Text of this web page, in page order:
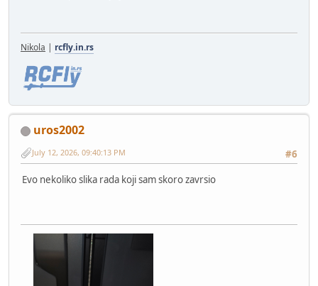
Nikola | rcfly.in.rs
uros2002
#6
July 12, 2026, 09:40:13 PM
Evo nekoliko slika rada koji sam skoro zavrsio